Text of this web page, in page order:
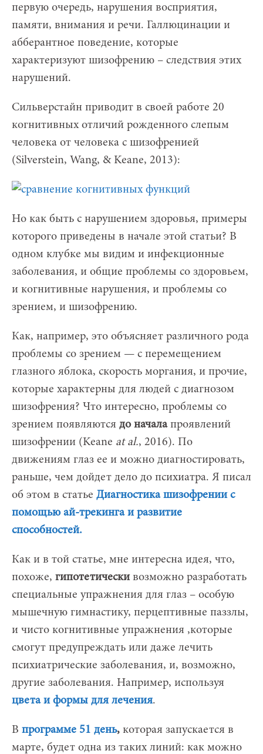
первую очередь, нарушения восприятия,
памяти, внимания и речи. Галлюцинации и
абберантное поведение, которые
характеризуют шизофрению – следствия этих
нарушений.
Сильверстайн приводит в своей работе 20
когнитивных отличий рожденного слепым
человека от человека с шизофренией
(Silverstein, Wang, & Keane, 2013):
Но как быть с нарушением здоровья, примеры
которого приведены в начале этой статьи? В
одном клубке мы видим и инфекционные
заболевания, и общие проблемы со здоровьем,
и когнитивные нарушения, и проблемы со
зрением, и шизофрению.
Как, например, это объясняет различного рода
проблемы со зрением — с перемещением
глазного яблока, скорость моргания, и прочие,
которые характерны для людей с диагнозом
шизофрения? Что интересно, проблемы со
зрением появляются до началапроявлений
шизофрении (Keane at al., 2016). По
движениям глаз ее и можно диагностировать,
раньше, чем дойдет дело до психиатра. Я писал
об этом в статье Диагностика шизофрении с
помощью ай-трекинга и развитие
способностей.
Как и в той статье, мне интересна идея, что,
похоже, гипотетическивозможно разработать
специальные упражнения для глаз – особую
мышечную гимнастику, перцептивные паззлы,
и чисто когнитивные упражнения ,которые
смогут предупреждать или даже лечить
психиатрические заболевания, и, возможно,
другие заболевания. Например, используя
цвета и формы для лечения.
В программе 51 день, которая запускается в
марте, будет одна из таких линий: как можно